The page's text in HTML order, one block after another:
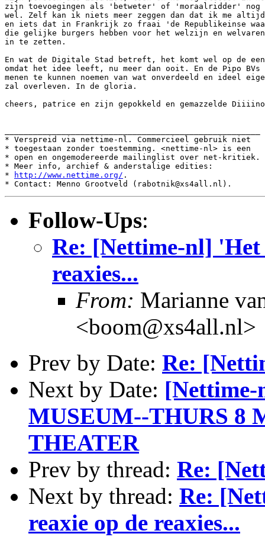
zijn toevoegingen als 'betweter' of 'moraalridder' nog
wel. Zelf kan ik niets meer zeggen dan dat ik me altijd
en iets dat in Frankrijk zo fraai 'de Republikeinse
die gelijke burgers hebben voor het welzijn en
in te zetten.
En wat de Digitale Stad betreft, het komt wel op de
omdat het idee leeft, nu meer dan ooit. En de Pipo
menen te kunnen noemen van wat onverdeeld en
zal overleven. In de gloria.
cheers, patrice en zijn gepokkeld en gemazzelde
* Verspreid via nettime-nl. Commercieel gebruik niet
* toegestaan zonder toestemming. <nettime-nl> is een
* open en ongemodereerde mailinglist over net-kritiek.
* Meer info, archief & anderstalige edities:
*
http://www.nettime.org/ .
Follow-Ups:
Re: [Nettime-nl]
reaxies...
From: Marianne
<boom@xs4all.nl>
Prev by Date: Re:
Next by Date:
MUSEUM--THURS 8
THEATER
Prev by thread: Re:
Next by thread: Re:
reaxie op de reaxies...